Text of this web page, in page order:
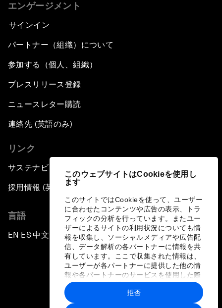
このウェブサイトはCookieを使用し
ます
このサイトではCookieを使って、ユーザー
に合わせたコンテンツや広告の表示、トラ
フィックの分析を行っています。またユー
ザーによるサイトの利用状況についても情
報を収集し、ソーシャルメディアや広告配
信、データ解析の各パートナーに情報を共
有しています。ここで収集された情報は、
ユーザーが各パートナーに提供した他の情
報や各パートナーのサービスを使用した際
に収集された情報と組み合わされ、各パー
トナーによって使用されることがありま
す。
拒否
エンゲージメント
サインイン
パートナー（組織）について
参加する（個人、組織）
プレスリリース登録
ニュースレター購読
連絡先 (英語のみ)
リンク
サステナビリティへの取り組み
採用情報 (英語のみ)
言語
EN ▪ES▪中文▪ 日本語
プライバシーポリシーと利用規約